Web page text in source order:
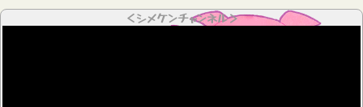
＜シメケンチャンネル＞